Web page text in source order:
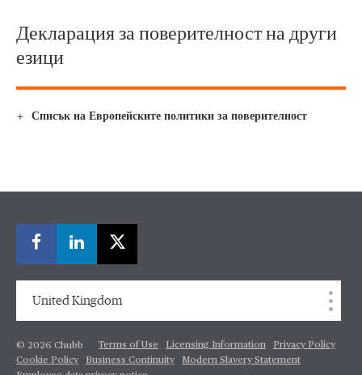
Декларация за поверителност на други
езици
Списък на Европейските политики за поверителност
United Kingdom
© 2026 Chubb Terms of Use Licensing Information
Privacy Policy
Cookie Policy
Business Continuity
Modern Slavery Statement